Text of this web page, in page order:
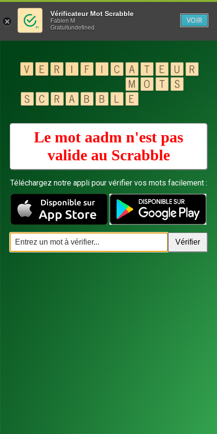
Le mot aadm n'est pas
valide au Scrabble
Téléchargez notre appli pour vérifier vos mots facilement :
Vérificateur Mot Scrabble
Fabien M
Gratuitundefined
VOIR